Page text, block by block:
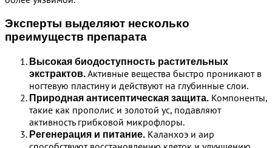
Эксперты выделяют несколько
преимуществ препарата
Высокая биодоступность растительных
экстрактов.Активные вещества быстро проникают в
ногтевую пластину и действуют на глубинные слои.
Природная антисептическая защита. Компоненты,
такие как прополис и золотой ус, подавляют
активность грибковой микрофлоры.
Регенерация и питание. Каланхоэ и аир